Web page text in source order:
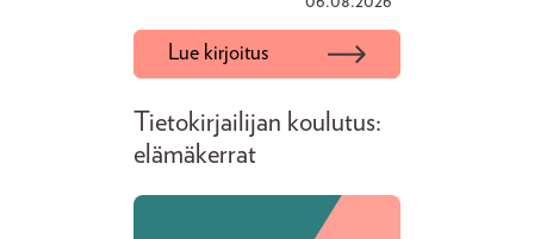
Lue kirjoitus
Tietokirjailijan koulutus:
elämäkerrat